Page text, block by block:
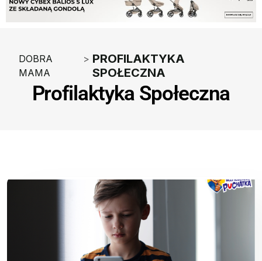
DOBRA
MAMA
> PROFILAKTYKA
SPOŁECZNA
Profilaktyka Społeczna